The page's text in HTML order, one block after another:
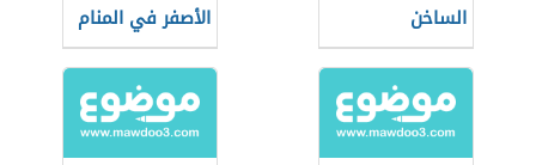
الساخن
الأصفر في المنام